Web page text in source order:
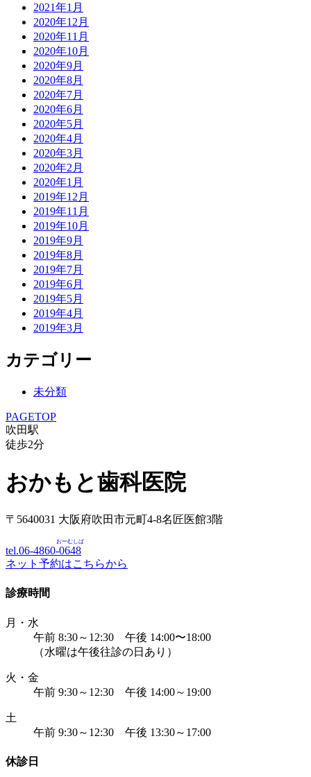
2021年1月
2020年12月
2020年11月
2020年10月
2020年9月
2020年8月
2020年7月
2020年6月
2020年5月
2020年4月
2020年3月
2020年2月
2020年1月
2019年12月
2019年11月
2019年10月
2019年9月
2019年8月
2019年7月
2019年6月
2019年5月
2019年4月
2019年3月
カテゴリー
未分類
PAGETOP
吹田駅
徒歩2分
おかもと歯科医院
〒5640031 大阪府吹田市元町4-8名匠医館3階
tel.06-4860-0648
おーむしば
ネット予約はこちらから
診療時間
月・水
午前 8:30～12:30 午後 14:00〜18:00
（水曜は午後往診の日あり）
火・金
午前 9:30～12:30 午後 14:00～19:00
土
午前 9:30～12:30 午後 13:30～17:00
休診日